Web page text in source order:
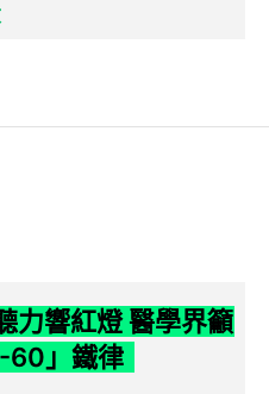
力響紅燈 醫學界籲
60」鐵律